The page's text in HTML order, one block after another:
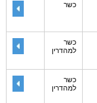
כשר
כשר
למהדרין
כשר
למהדרין